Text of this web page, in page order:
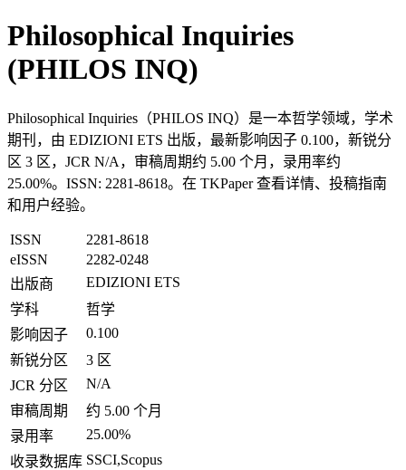
Philosophical Inquiries
(PHILOS INQ)
Philosophical Inquiries（PHILOS INQ）是一本哲学领域，学术
期刊，由 EDIZIONI ETS 出版，最新影响因子 0.100，新锐分
区 3 区，JCR N/A，审稿周期约 5.00 个月，录用率约
25.00%。ISSN: 2281-8618。在 TKPaper 查看详情、投稿指南
和用户经验。
ISSN
2281-8618
eISSN
2282-0248
出版商
EDIZIONI ETS
学科
哲学
影响因子
0.100
新锐分区
3 区
JCR 分区
N/A
审稿周期
约 5.00 个月
录用率
25.00%
收录数据库 SSCI,Scopus